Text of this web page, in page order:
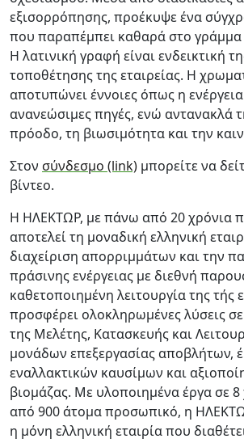
εξισορρόπησης, προέκυψε ένα
που παραπέμπει καθαρά στο γράμμα
H λατινική γραφή είναι ενδεικτική
τοποθέτησης της εταιρείας. Η
αποτυπώνει έννοιες όπως η ενέργεια
ανανεώσιμες πηγές, ενώ αντανακλά
πρόοδο, τη βιωσιμότητα και την
Στον σύνδεσμο (link) μπορείτε να
βίντεο.
H ΗΛΕΚΤΩΡ, με πάνω από 20 χρόνια
αποτελεί τη μοναδική ελληνική
διαχείριση απορριμμάτων και την
πράσινης ενέργειας με διεθνή
καθετοποιημένη λειτουργία της τής
προσφέρει ολοκληρωμένες λύσεις
της Μελέτης, Κατασκευής και
μονάδων επεξεργασίας αποβλήτων,
εναλλακτικών καυσίμων και
βιομάζας. Με υλοποιημένα έργα σε
από 900 άτομα προσωπικό, η
η μόνη ελληνική εταιρία που